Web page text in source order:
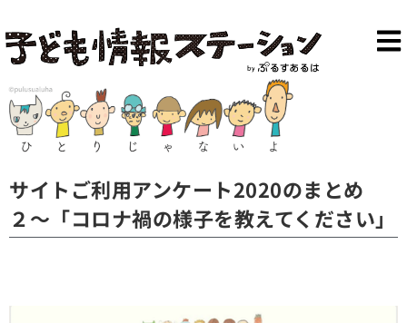
サイトご利用アンケート2020のまとめ
２〜「コロナ禍の様子を教えてください」